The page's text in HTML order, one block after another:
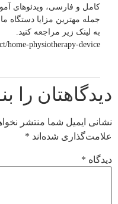
کامل و فارسی، ویدئوهای
جمله مهترین مزایا دستگاه
به لینک زیر مراجعه کنید.
home-physiotherapy-device/
دیدگاهتان را
نشانی ایمیل شما منتشر
علامت‌گذاری شده‌اند*
دیدگاه*